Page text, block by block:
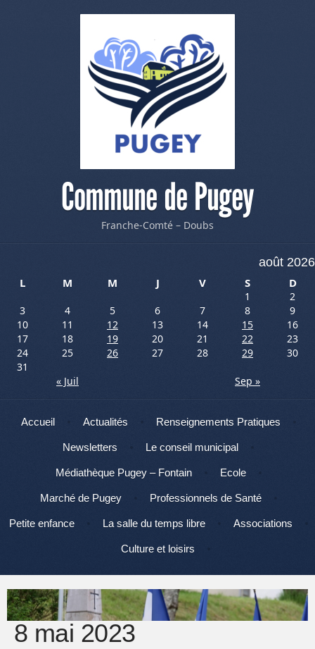
Commune de Pugey
Franche-Comté – Doubs
août 2026
L
M M J V S D
1
2
3
4 5 6 7 8
9
10
11 12 13 14 15
16
17
18 19 20 21 22
23
24
25 26 27 28 29
30
31
« Juil
Sep »
Menu
Aller au contenu
Accueil Actualités Renseignements Pratiques
Newsletters Le conseil municipal
Médiathèque Pugey – Fontain Ecole
Marché de Pugey Professionnels de Santé
Petite enfance La salle du temps libre Associations
Culture et loisirs
8 mai 2023